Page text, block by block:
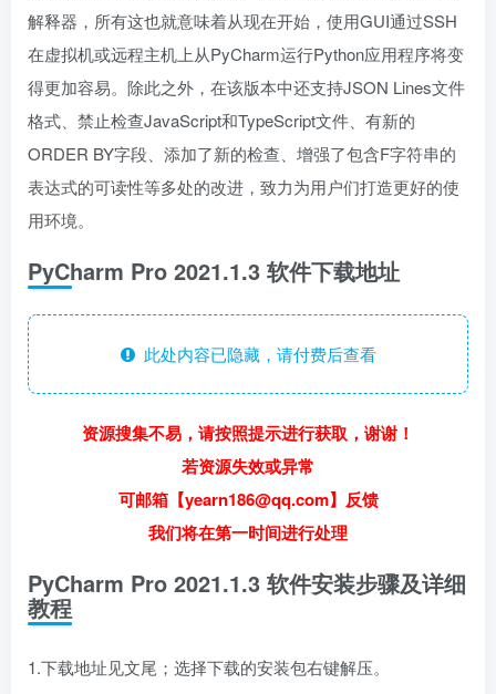
解释器，所有这也就意味着从现在开始，使用GUI通过SSH
在虚拟机或远程主机上从PyCharm运行Python应用程序将变
得更加容易。除此之外，在该版本中还支持JSON Lines文件
格式、禁止检查JavaScript和TypeScript文件、有新的
ORDER BY字段、添加了新的检查、增强了包含F字符串的
表达式的可读性等多处的改进，致力为用户们打造更好的使
用环境。
PyCharm Pro 2021.1.3 软件下载地址
此处内容已隐藏，请付费后查看
资源搜集不易，请按照提示进行获取，谢谢！
若资源失效或异常
可邮箱【yearn186@qq.com】反馈
我们将在第一时间进行处理
PyCharm Pro 2021.1.3 软件安装步骤及详细
教程
1.下载地址见文尾；选择下载的安装包右键解压。